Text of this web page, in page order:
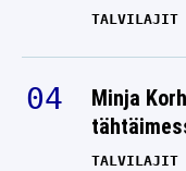
TALVILAJIT
Minja
TALVILAJIT